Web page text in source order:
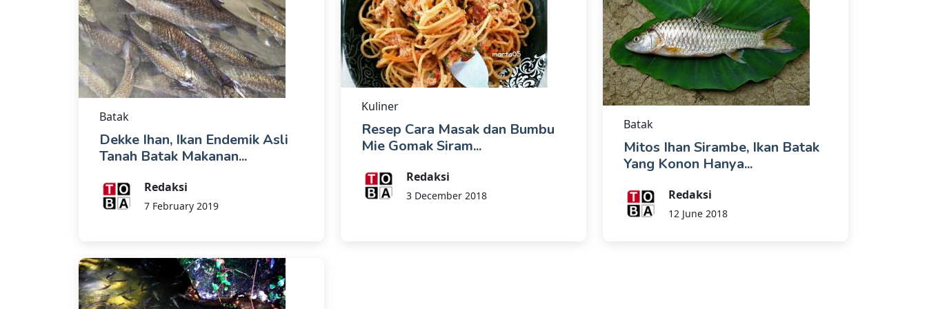
Batak
Dekke Ihan, Ikan Endemik Asli
Tanah Batak Makanan...
Redaksi
7 February 2019
Kuliner
Resep Cara Masak dan Bumbu
Mie Gomak Siram...
Redaksi
3 December 2018
Batak
Mitos Ihan Sirambe, Ikan Batak
Yang Konon Hanya...
Redaksi
12 June 2018